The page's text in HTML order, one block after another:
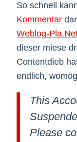
So schnell
Kommentar
Weblog-
dieser miese
Contentdieb
endlich,
This
Please